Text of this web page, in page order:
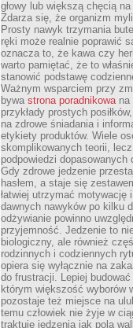
głowy lub większą chęcią
Zdarza się, że organizm
Prosty nawyk trzymania
ręki może realnie poprawić
oznacza to, że kawa czy
warto pamiętać, że to
stanowić podstawę
Ważnym wsparciem przy
bywa strona poradnikowana
przykłady prostych
na zdrowe śniadania i
etykiety produktów. Wiele
skomplikowanych teorii,
podpowiedzi dopasowanych
Gdy zdrowe jedzenie
hasłem, a staje się
łatwiej utrzymać motywację
dawnych nawyków po kilku
odżywianie powinno
przyjemność. Jedzenie to
biologiczny, ale również
rodzinnych i codziennych
opiera się wyłącznie na
do frustracji. Lepiej
którym większość wyborów
pozostaje też miejsce na
temu człowiek nie żyje w
traktuje jedzenia jak pola